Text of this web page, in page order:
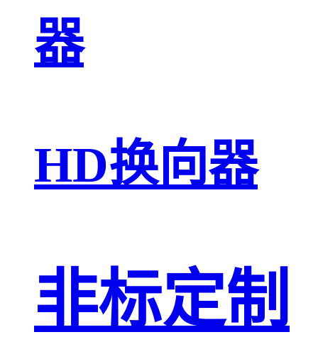
器
HD换向器
非标定制